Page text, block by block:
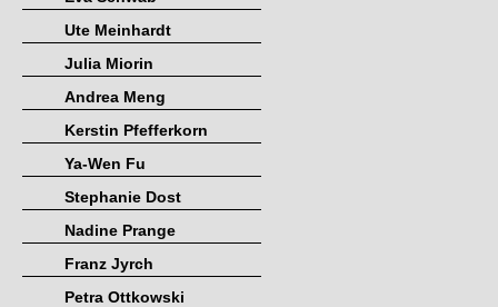
Ute Meinhardt
Julia Miorin
Andrea Meng
Kerstin Pfefferkorn
Ya-Wen Fu
Stephanie Dost
Nadine Prange
Franz Jyrch
Petra Ottkowski